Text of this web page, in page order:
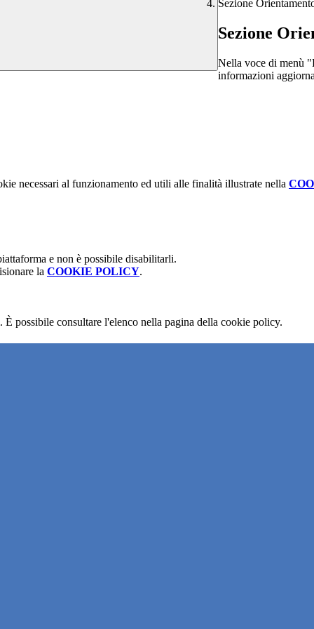
Sezione
Sezione
Nella voce di menù
informazioni
necessari al funzionamento ed utili alle finalità illustrate nella
e non è possibile disabilitarli.
la COOKIE POLICY.
possibile consultare l'elenco nella pagina della cookie policy.